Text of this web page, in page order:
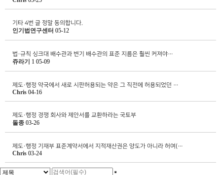
기타 4번 글 정말 동의합니다.
인기법연구센터 05-12
법·규칙 싱크대 배수관과 변기 배수관의 표준 지름은 훨씬 커져야…
쥬라기 1 05-09
제도·행정 약국에서 새로 시판허용되는 약은 그 직전에 허용되었던 …
Chris 04-16
제도·행정 경쟁 회사와 제안서를 교환하라는 국토부
돌종 03-26
제도·행정 기재부 표준계약서에서 지적재산권은 양도가 아니라 허여(…
Chris 03-24